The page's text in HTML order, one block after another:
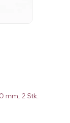
mm, 2 Stk.